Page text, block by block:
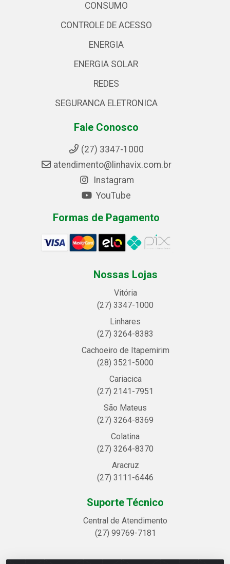
CONSUMO
CONTROLE DE ACESSO
ENERGIA
ENERGIA SOLAR
REDES
SEGURANCA ELETRONICA
Fale Conosco
(27) 3347-1000
atendimento@linhavix.com.br
Instagram
YouTube
Formas de Pagamento
Nossas Lojas
Vitória
(27) 3347-1000
Linhares
(27) 3264-8383
Cachoeiro de Itapemirim
(28) 3521-5000
Cariacica
(27) 2141-7951
São Mateus
(27) 3264-8369
Colatina
(27) 3264-8370
Aracruz
(27) 3111-6446
Suporte Técnico
Central de Atendimento
(27) 99769-7181